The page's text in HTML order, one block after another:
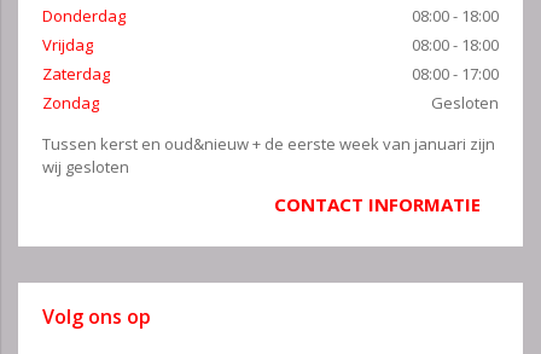
Donderdag
08:00 - 18:00
Vrijdag
08:00 - 18:00
Zaterdag
08:00 - 17:00
Zondag
Gesloten
Tussen kerst en oud&nieuw + de eerste week van januari zijn
wij gesloten
CONTACT INFORMATIE
Volg ons op